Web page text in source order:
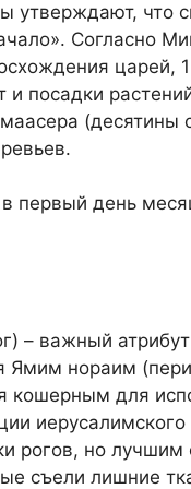
утверждают, что
Согласно
царей,
и посадки
в первый день
– важный
Ямим нораим
кошерным для
рогов, но лучшим
съели лишние